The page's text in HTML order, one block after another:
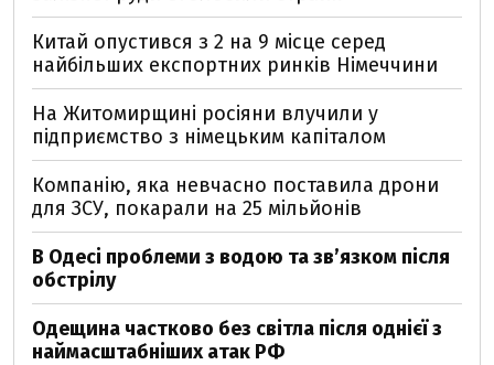
Китай опустився з 2 на 9 місце серед
найбільших експортних ринків Німеччини
На Житомирщині росіяни влучили у
підприємство з німецьким капіталом
Компанію, яка невчасно поставила дрони
для ЗСУ, покарали на 25 мільйонів
В Одесі проблеми з водою та звʼязком після
обстрілу
Одещина частково без світла після однієї з
наймасштабніших атак РФ